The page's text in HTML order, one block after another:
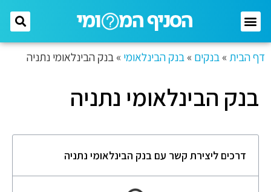
דף הבית » בנקים » בנק הבינלאומי » בנק הבינלאומי נתניה
בנק הבינלאומי נתניה
דרכים ליצירת קשר עם בנק הבינלאומי נתניה